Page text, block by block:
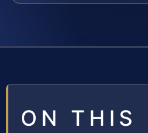
ON THIS